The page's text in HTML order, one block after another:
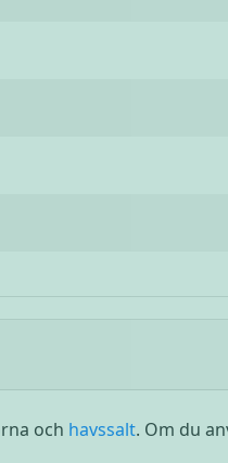
och havssalt. Om du